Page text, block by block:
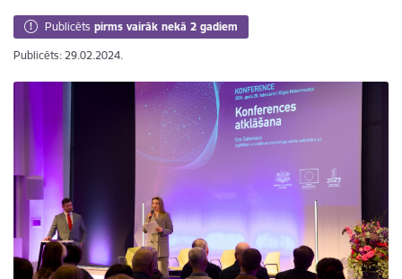
Publicēts pirms vairāk nekā 2 gadiem
Publicēts: 29.02.2024.